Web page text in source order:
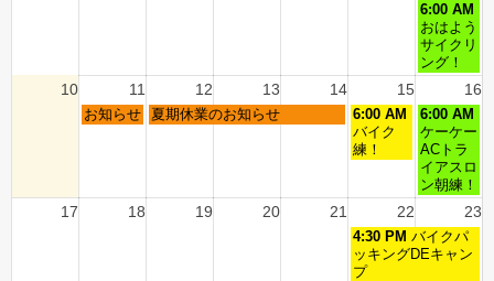
6:00 AM
おはよう
サイクリ
ング！
10 11 12 13 14 15 16
お知らせ 夏期休業のお知らせ
6:00 AM
バイク
練！
6:00 AM
ケーケー
ACトラ
イアスロ
ン朝練！
17 18 19 20 21 22 23
4:30 PM バイクパ
ッキングDEキャン
プ